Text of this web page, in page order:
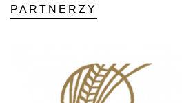
PARTNERZY